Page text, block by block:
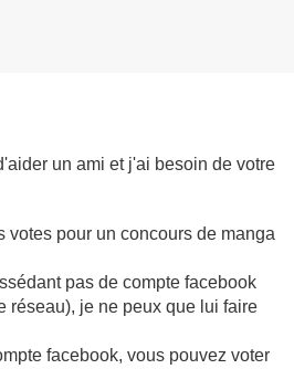
un ami et j'ai besoin de votre
votes pour un concours de manga
pas de compte facebook
réseau), je ne peux que lui faire
facebook, vous pouvez voter